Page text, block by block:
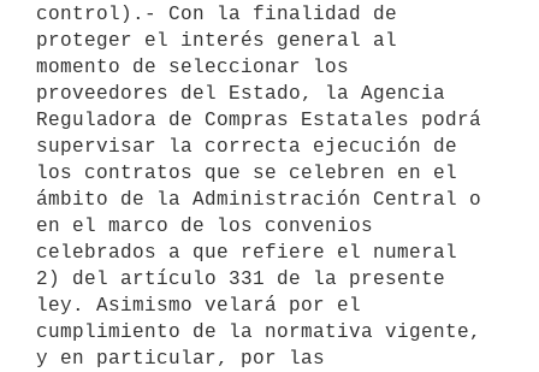
control).- Con la finalidad de
proteger el interés general al
momento de seleccionar los
proveedores del Estado, la Agencia
Reguladora de Compras Estatales podrá
supervisar la correcta ejecución de
los contratos que se celebren en el
ámbito de la Administración Central o
en el marco de los convenios
celebrados a que refiere el numeral
2) del artículo 331 de la presente
ley. Asimismo velará por el
cumplimiento de la normativa vigente,
y en particular, por las